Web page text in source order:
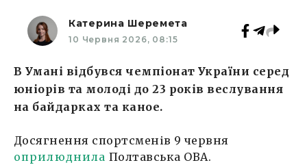
Катерина Шеремета
10 Червня 2026, 08:15
В Умані відбувся чемпіонат України серед
юніорів та молоді до 23 років веслування
на байдарках та каное.
Досягнення спортсменів 9 червня
оприлюднила Полтавська ОВА.